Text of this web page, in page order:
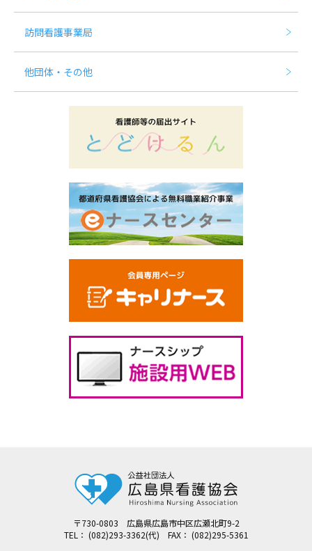
訪問看護事業局
他団体・その他
〒730-0803 広島県広島市中区広瀬北町9-2
TEL： (082)293-3362(代) FAX： (082)295-5361